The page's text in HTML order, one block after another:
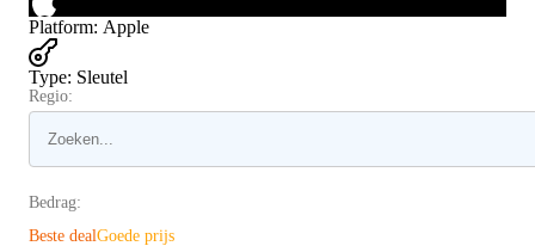
Platform: Apple
Type: Sleutel
Regio:
Bedrag:
Beste dealGoede prijs